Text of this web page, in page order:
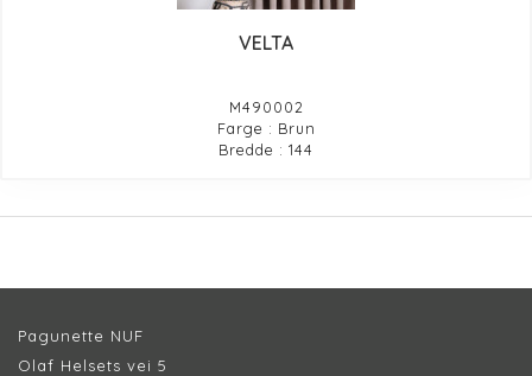
VELTA
M490002
Farge : Brun
Bredde : 144
Pagunette NUF
Olaf Helsets vei 5